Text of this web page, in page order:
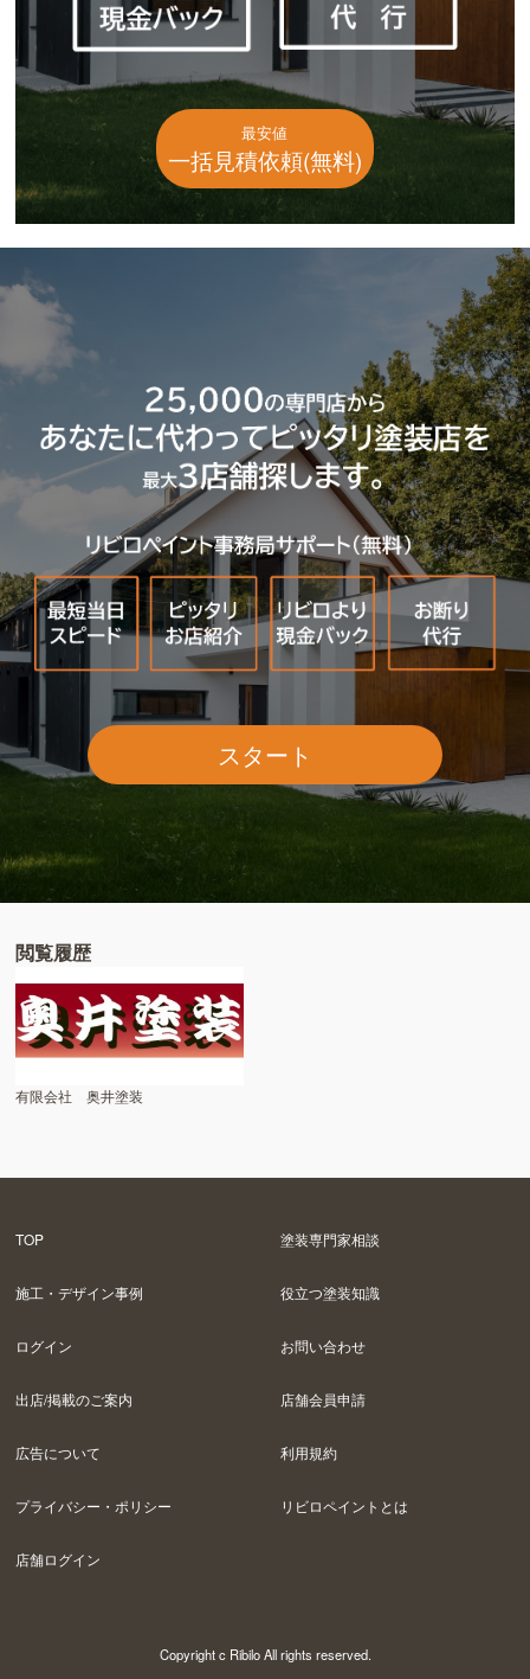
最安値
一括見積依頼(無料)
スタート
閲覧履歴
有限会社 奥井塗装
TOP 塗装専門家相談
施工・デザイン事例 役立つ塗装知識
ログイン お問い合わせ
出店/掲載のご案内 店舗会員申請
広告について 利用規約
プライバシー・ポリシー リビロペイントとは
店舗ログイン
Copyright c Ribilo All rights reserved.